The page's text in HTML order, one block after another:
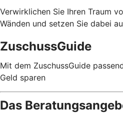
Verwirklichen Sie Ihren Traum
Wänden und setzen Sie dabei
ZuschussGuide
Mit dem ZuschussGuide
Geld sparen
Das